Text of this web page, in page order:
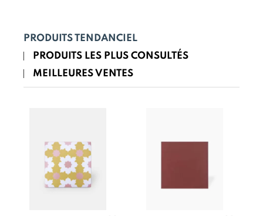
PRODUITS TENDANCIEL
PRODUITS LES PLUS CONSULTÉS
MEILLEURES VENTES